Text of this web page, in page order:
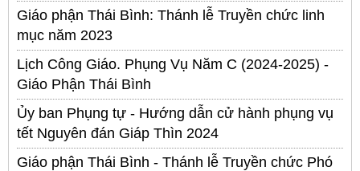
Giáo phận Thái Bình: Thánh lễ Truyền chức linh
mục năm 2023
Lịch Công Giáo. Phụng Vụ Năm C (2024-2025) -
Giáo Phận Thái Bình
Ủy ban Phụng tự - Hướng dẫn cử hành phụng vụ
tết Nguyên đán Giáp Thìn 2024
Giáo phận Thái Bình - Thánh lễ Truyền chức Phó